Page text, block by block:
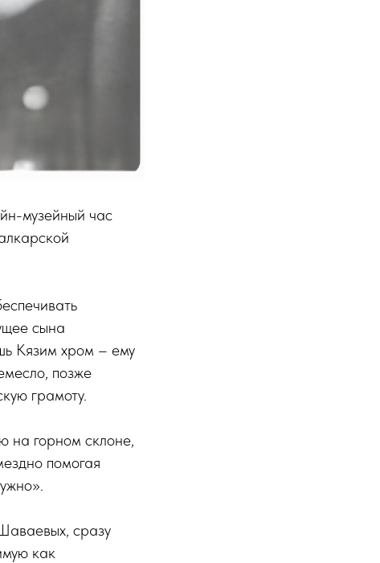
музейный час
сына
Кязим хром – ему
позже
грамоту.
на горном склоне,
помогая
сразу
как